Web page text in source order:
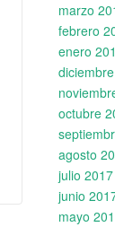
marzo
febrero
enero
octubre
agosto
julio 2017
junio
mayo